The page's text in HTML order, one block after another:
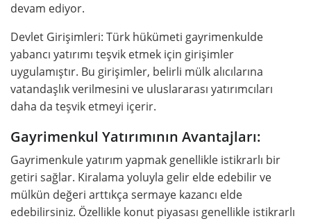
devam ediyor.
Devlet Girişimleri: Türk hükümeti gayrimenkulde
yabancı yatırımı teşvik etmek için girişimler
uygulamıştır. Bu girişimler, belirli mülk alıcılarına
vatandaşlık verilmesini ve uluslararası yatırımcıları
daha da teşvik etmeyi içerir.
Gayrimenkul Yatırımının Avantajları:
Gayrimenkule yatırım yapmak genellikle istikrarlı bir
getiri sağlar. Kiralama yoluyla gelir elde edebilir ve
mülkün değeri arttıkça sermaye kazancı elde
edebilirsiniz. Özellikle konut piyasası genellikle istikrarlı